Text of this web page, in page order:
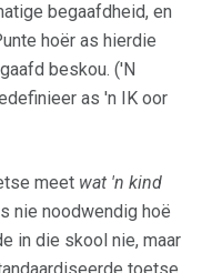
begaafdheid, en
hoër as hierdie
beskou. ('N
as 'n IK oor
meet wat 'n kind
nie noodwendig hoë
in die skool nie, maar